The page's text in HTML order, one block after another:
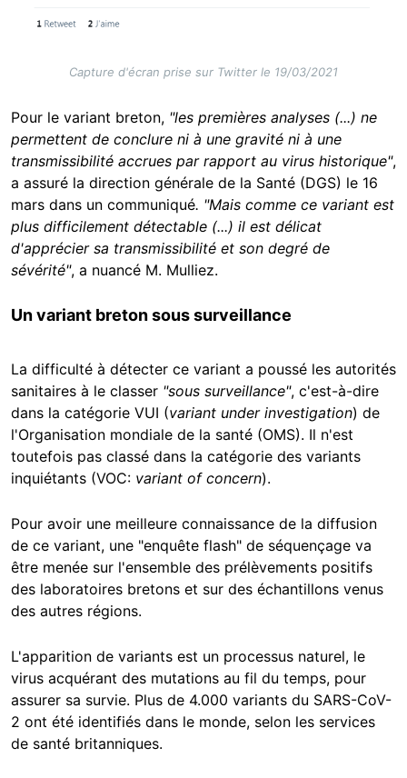
Capture d'écran prise sur Twitter le 19/03/2021
Pour le variant breton, "les premières analyses (...) ne
permettent de conclure ni à une gravité ni à une
transmissibilité accrues par rapport au virus historique",
a assuré la direction générale de la Santé (DGS) le 16
mars dans un communiqué. "Mais comme ce variant est
plus difficilement détectable (...) il est délicat
d'apprécier sa transmissibilité et son degré de
sévérité", a nuancé M. Mulliez.
Un variant breton sous surveillance
La difficulté à détecter ce variant a poussé les autorités
sanitaires à le classer "sous surveillance", c'est-à-dire
dans la catégorie VUI (variant under investigation) de
l'Organisation mondiale de la santé (OMS). Il n'est
toutefois pas classé dans la catégorie des variants
inquiétants (VOC: variant of concern).
Pour avoir une meilleure connaissance de la diffusion
de ce variant, une "enquête flash" de séquençage va
être menée sur l'ensemble des prélèvements positifs
des laboratoires bretons et sur des échantillons venus
des autres régions.
L'apparition de variants est un processus naturel, le
virus acquérant des mutations au fil du temps, pour
assurer sa survie. Plus de 4.000 variants du SARS-CoV-
2 ont été identifiés dans le monde, selon les services
de santé britanniques.